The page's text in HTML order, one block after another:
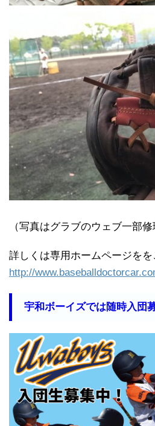
（写真はグラブのウェブ一部修
詳しくは専用ホームページをを
http://
宇和ボーイズでは随時入団